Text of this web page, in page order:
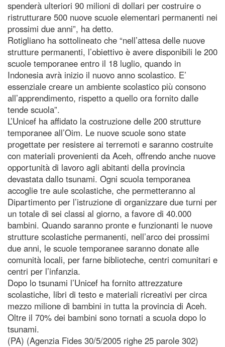
spenderà ulteriori 90 milioni di dollari per costruire o
ristrutturare 500 nuove scuole elementari permanenti nei
prossimi due anni”, ha detto.
Rotigliano ha sottolineato che “nell’attesa delle nuove
strutture permanenti, l’obiettivo è avere disponibili le 200
scuole temporanee entro il 18 luglio, quando in
Indonesia avrà inizio il nuovo anno scolastico. E’
essenziale creare un ambiente scolastico più consono
all’apprendimento, rispetto a quello ora fornito dalle
tende scuola”.
L’Unicef ha affidato la costruzione delle 200 strutture
temporanee all’Oim. Le nuove scuole sono state
progettate per resistere ai terremoti e saranno costruite
con materiali provenienti da Aceh, offrendo anche nuove
opportunità di lavoro agli abitanti della provincia
devastata dallo tsunami. Ogni scuola temporanea
accoglie tre aule scolastiche, che permetteranno al
Dipartimento per l’istruzione di organizzare due turni per
un totale di sei classi al giorno, a favore di 40.000
bambini. Quando saranno pronte e funzionanti le nuove
strutture scolastiche permanenti, nell’arco dei prossimi
due anni, le scuole temporanee saranno donate alle
comunità locali, per farne biblioteche, centri comunitari e
centri per l’infanzia.
Dopo lo tsunami l’Unicef ha fornito attrezzature
scolastiche, libri di testo e materiali ricreativi per circa
mezzo milione di bambini in tutta la provincia di Aceh.
Oltre il 70% dei bambini sono tornati a scuola dopo lo
tsunami.
(PA) (Agenzia Fides 30/5/2005 righe 25 parole 302)